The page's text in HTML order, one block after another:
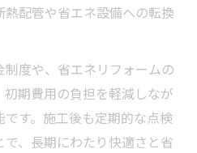
配管や省エネ設備への転換
度や、省エネリフォームの
期費用の負担を軽減しなが
す。施工後も定期的な点検
、長期にわたり快適さと省